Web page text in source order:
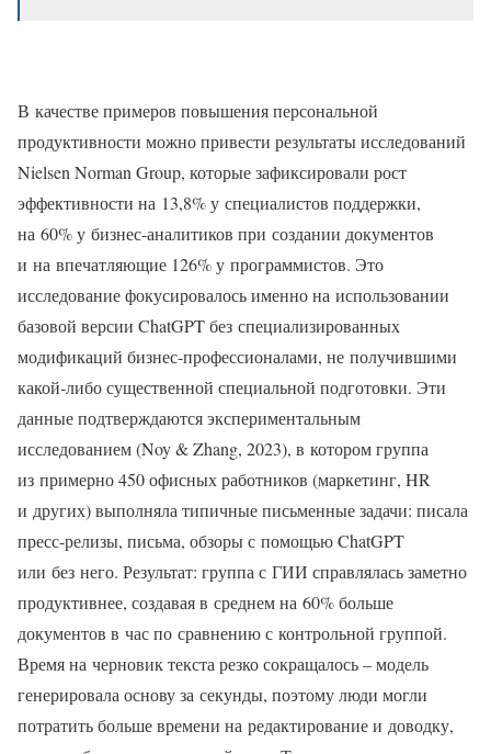
В качестве примеров повышения персональной
продуктивности можно привести результаты исследований
Nielsen Norman Group, которые зафиксировали рост
эффективности на 13,8% у специалистов поддержки,
на 60% у бизнес-аналитиков при создании документов
и на впечатляющие 126% у программистов. Это
исследование фокусировалось именно на использовании
базовой версии ChatGPT без специализированных
модификаций бизнес-профессионалами, не получившими
какой‑либо существенной специальной подготовки. Эти
данные подтверждаются экспериментальным
исследованием (Noy & Zhang, 2023), в котором группа
из примерно 450 офисных работников (маркетинг, HR
и других) выполняла типичные письменные задачи: писала
пресс-релизы, письма, обзоры с помощью ChatGPT
или без него. Результат: группа с ГИИ справлялась заметно
продуктивнее, создавая в среднем на 60% больше
документов в час по сравнению с контрольной группой.
Время на черновик текста резко сокращалось – модель
генерировала основу за секунды, поэтому люди могли
потратить больше времени на редактирование и доводку,